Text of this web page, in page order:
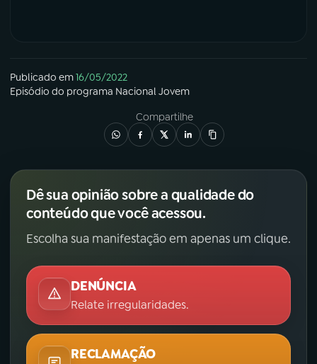
Publicado em16/05/2022
Episódio do programa Nacional Jovem
Compartilhe
Dê sua opinião sobre a qualidade do
conteúdo que você acessou.
Escolha sua manifestação em apenas um clique.
DENÚNCIA
Relate irregularidades.
RECLAMAÇÃO